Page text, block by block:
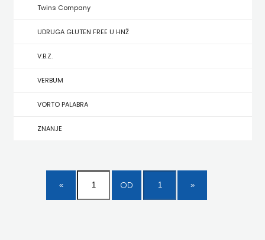
NAKLADA
MATE
Twins Company
UDRUGA GLUTEN FREE U HNŽ
V.B.Z.
VERBUM
VORTO PALABRA
ZNANJE
OD